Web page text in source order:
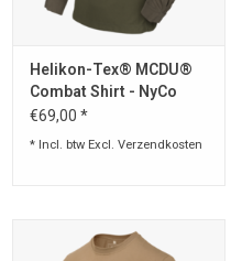
Helikon-Tex® MCDU®
Combat Shirt - NyCo
Ripstop - RAL 7013
€69,00 *
* Incl. btw Excl. Verzendkosten